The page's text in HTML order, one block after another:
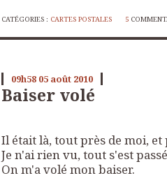
CATÉGORIES : CARTES POSTALES 5
09h58 05 août 2010
Baiser volé
Il était là, tout près de moi, et
Je n'ai rien vu, tout s'est
On m'a volé mon baiser.